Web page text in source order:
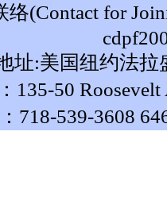
络(Contact for
址:美国纽约法拉
135-50
718-539-3608